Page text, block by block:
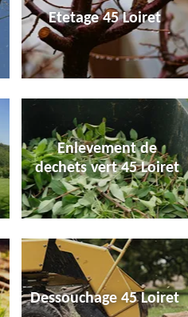
Etetage 45 Loiret
Enlevement de
dechets vert 45 Loiret
Dessouchage 45 Loiret